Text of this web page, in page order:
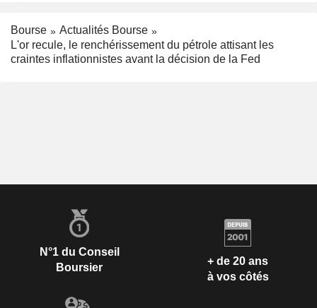
Bourse
Actualités Bourse
L'or recule, le renchérissement du pétrole attisant les
craintes inflationnistes avant la décision de la Fed
N°1 du Conseil
Boursier
+ de 20 ans
à vos côtés